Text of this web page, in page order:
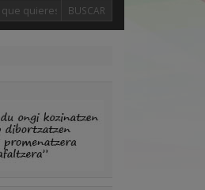
BUSCAR